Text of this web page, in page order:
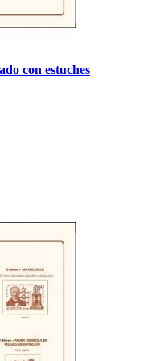
con estuches